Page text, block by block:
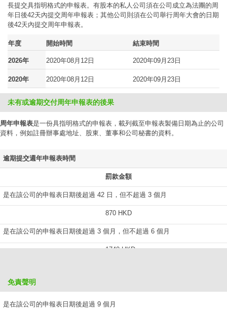
長提交具指明格式的申報表。有股本的私人公司須在公司成立為法團的周
年日後42天內提交周年申報表；其他公司則須在公司舉行周年大會的日期
後42天內提交周年申報表。
年度 開始時間 結束時間
2026年 2020年08月12日 2020年09月23日
2020年 2020年08月12日 2020年09月23日
未有或逾期交付周年申報表的後果
周年申報表是一份具指明格式的申報表，載列截至申報表製備日期為止的公司
資料，例如註冊辦事處地址、股東、董事和公司秘書的資料。
逾期提交週年申報表時間
罰款金額
是在該公司的申報表日期後超過 42 日，但不超過 3 個月
870 HKD
是在該公司的申報表日期後超過 3 個月，但不超過 6 個月
1740 HKD
是在該公司的申報表日期後超過 9 個月
免責聲明